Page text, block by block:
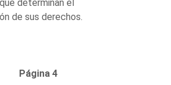
determinan el
de sus derechos.
Página 4